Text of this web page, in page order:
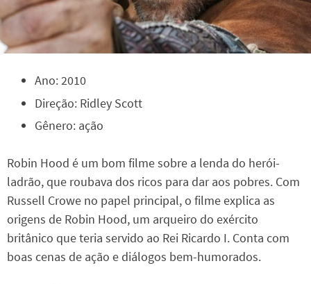
Ano: 2010
Direção: Ridley Scott
Gênero: ação
Robin Hood é um bom filme sobre a lenda do herói-
ladrão, que roubava dos ricos para dar aos pobres. Com
Russell Crowe no papel principal, o filme explica as
origens de Robin Hood, um arqueiro do exército
britânico que teria servido ao Rei Ricardo I. Conta com
boas cenas de ação e diálogos bem-humorados.